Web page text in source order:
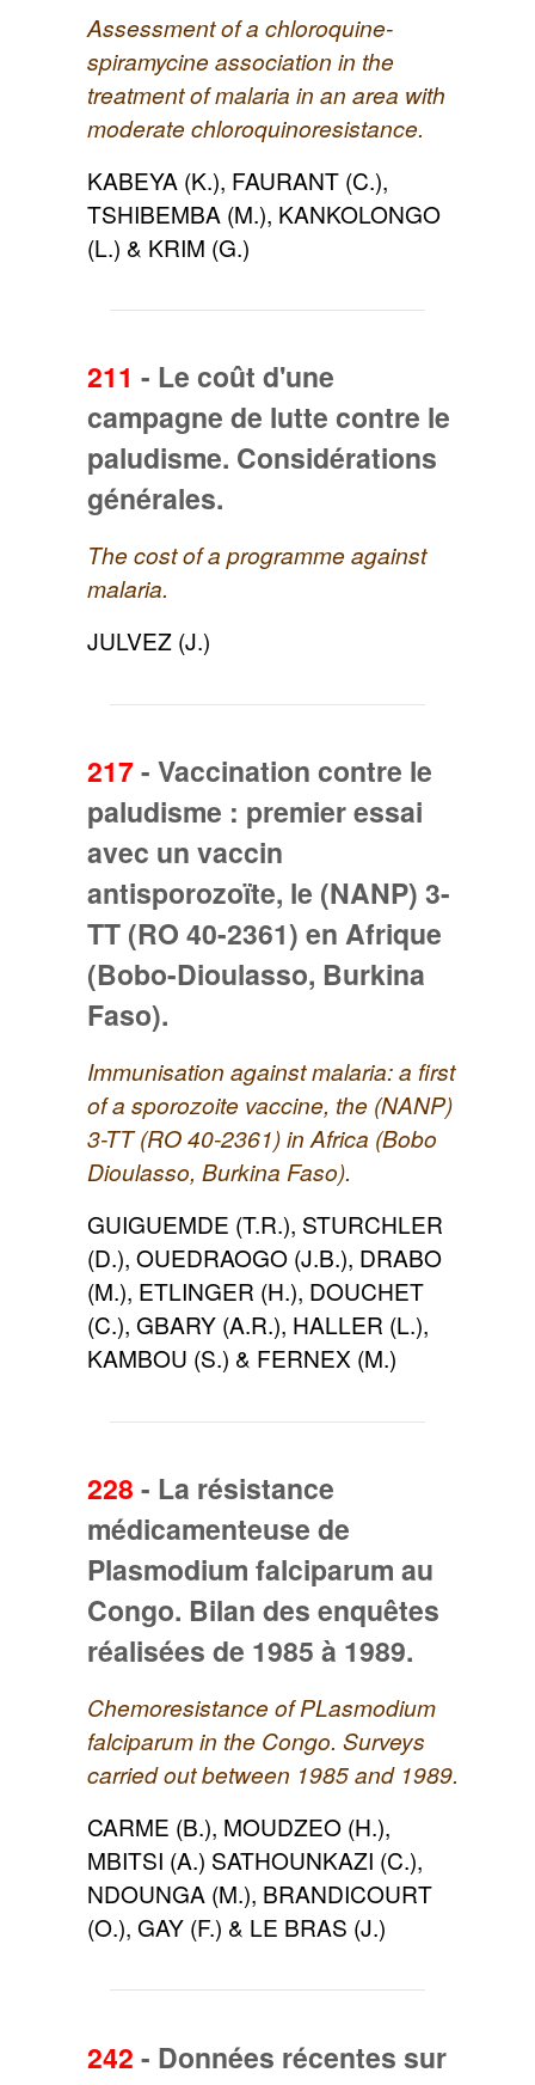
Assessment of a chloroquine-
spiramycine association in the
treatment of malaria in an area with
moderate chloroquinoresistance.
KABEYA (K.), FAURANT (C.),
TSHIBEMBA (M.), KANKOLONGO
(L.) & KRIM (G.)
211 - Le coût d'une
campagne de lutte contre le
paludisme. Considérations
générales.
The cost of a programme against
malaria.
JULVEZ (J.)
217-Vaccination contre le
paludisme : premier essai
avec un vaccin
antisporozoïte, le (NANP) 3-
TT (RO 40-2361) en Afrique
(Bobo-Dioulasso, Burkina
Faso).
Immunisation against malaria: a first
of a sporozoite vaccine, the (NANP)
3-TT (RO 40-2361) in Africa (Bobo
Dioulasso, Burkina Faso).
GUIGUEMDE (T.R.), STURCHLER
(D.), OUEDRAOGO (J.B.), DRABO
(M.), ETLINGER (H.), DOUCHET
(C.), GBARY (A.R.), HALLER (L.),
KAMBOU (S.) & FERNEX (M.)
228 - La résistance
médicamenteuse de
Plasmodium falciparum au
Congo. Bilan des enquêtes
réalisées de 1985 à 1989.
Chemoresistance of PLasmodium
falciparum in the Congo. Surveys
carried out between 1985 and 1989.
CARME (B.), MOUDZEO (H.),
MBITSI (A.) SATHOUNKAZI (C.),
NDOUNGA (M.), BRANDICOURT
(O.), GAY (F.) & LE BRAS (J.)
242 - Données récentes sur